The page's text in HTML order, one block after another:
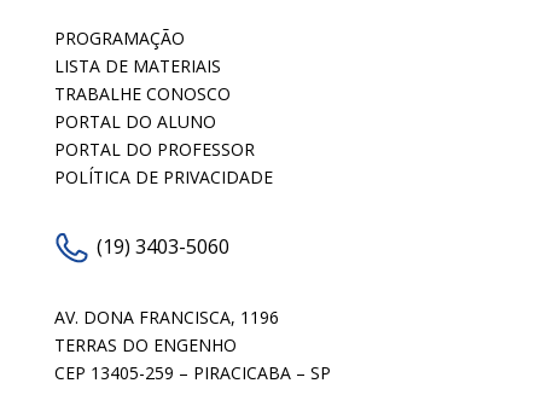
PROGRAMAÇÃO
LISTA DE MATERIAIS
TRABALHE CONOSCO
PORTAL DO ALUNO
PORTAL DO PROFESSOR
POLÍTICA DE PRIVACIDADE
(19) 3403-5060
AV. DONA FRANCISCA, 1196
TERRAS DO ENGENHO
CEP 13405-259 – PIRACICABA – SP